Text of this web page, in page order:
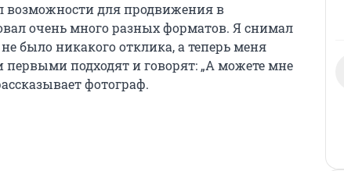
возможности для продвижения в
очень много разных форматов. Я снимал
было никакого отклика, а теперь меня
подходят и говорят: „А можете мне
фотограф.